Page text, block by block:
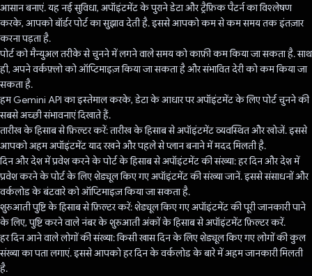
आसान बनाएं. यह नई सुविधा, अपॉइंटमेंट के पुराने डेटा और ट्रैफ़िक पैटर्न का विश्लेषण
करके, आपको बॉर्डर पोर्ट का सुझाव देती है. इससे आपको कम से कम समय तक इंतज़ार
करना पड़ता है.
पोर्ट को मैन्युअल तरीके से चुनने में लगने वाले समय को काफ़ी कम किया जा सकता है. साथ
ही, अपने वर्कफ़्लो को ऑप्टिमाइज़ किया जा सकता है और संभावित देरी को कम किया जा
सकता है.
हम Gemini API का इस्तेमाल करके, डेटा के आधार पर अपॉइंटमेंट के लिए पोर्ट चुनने की
सबसे अच्छी संभावनाएं दिखाते हैं.
तारीख के हिसाब से फ़िल्टर करें: तारीख के हिसाब से अपॉइंटमेंट व्यवस्थित और खोजें. इससे
आपको अहम अपॉइंटमेंट याद रखने और पहले से प्लान बनाने में मदद मिलती है.
दिन और देश में प्रवेश करने के पोर्ट के हिसाब से अपॉइंटमेंट की संख्या: हर दिन और देश में
प्रवेश करने के पोर्ट के लिए शेड्यूल किए गए अपॉइंटमेंट की संख्या जानें. इससे संसाधनों और
वर्कलोड के बंटवारे को ऑप्टिमाइज़ किया जा सकता है.
शुरुआती पुष्टि के हिसाब से फ़िल्टर करें: शेड्यूल किए गए अपॉइंटमेंट की पूरी जानकारी पाने
के लिए, पुष्टि करने वाले नंबर के शुरुआती अंकों के हिसाब से अपॉइंटमेंट फ़िल्टर करें.
हर दिन आने वाले लोगों की संख्या: किसी खास दिन के लिए शेड्यूल किए गए लोगों की कुल
संख्या का पता लगाएं. इससे आपको हर दिन के वर्कलोड के बारे में अहम जानकारी मिलती
है.